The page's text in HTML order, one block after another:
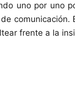
uno por uno
frente a la